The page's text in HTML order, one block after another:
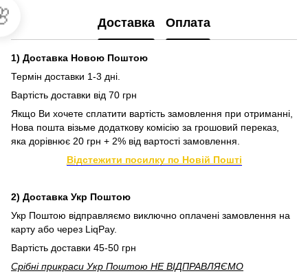
Доставка Оплата
1) Доставка Новою Поштою
Термін доставки 1-3 дні.
Вартість доставки від 70 грн
Якщо Ви хочете сплатити вартість замовлення при отриманні,
Нова пошта візьме додаткову комісію за грошовий переказ,
яка дорівнює 20 грн + 2% від вартості замовлення.
Відстежити посилку по Новій Пошті
2) Доставка Укр Поштою
Укр Поштою відправляємо виключно оплачені замовлення на
карту або через LiqPay.
Вартість доставки 45-50 грн
Срібні прикраси Укр Поштою НЕ ВІДПРАВЛЯЄМО